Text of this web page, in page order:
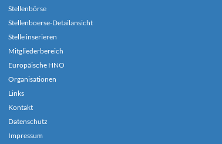
Stellenbörse
Stellenboerse-Detailansicht
Stelle inserieren
Mitgliederbereich
Europäische HNO
Organisationen
Links
Kontakt
Datenschutz
Impressum